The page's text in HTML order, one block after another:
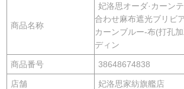
商品名称
妃洛思オーダ·カーン
合わせ麻布遮光ブリビ
カーンブルー-布(打孔
ディン
商品番号 38648674838
店舗 妃洛思家紡旗艦店